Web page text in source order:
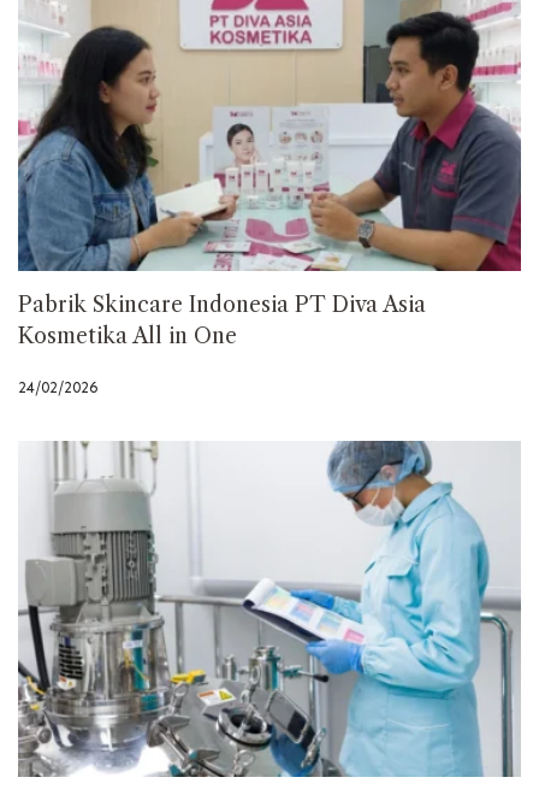
Pabrik Skincare Indonesia PT Diva Asia
Kosmetika All in One
24/02/2026